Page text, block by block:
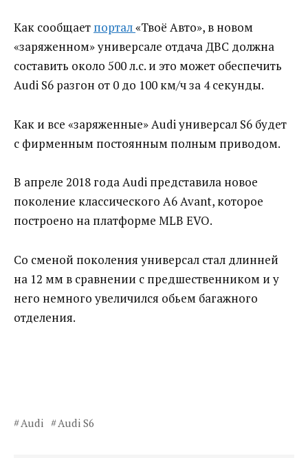
Как сообщает портал«Твоё Авто», в новом
«заряженном» универсале отдача ДВС должна
составить около 500 л.с. и это может обеспечить
Audi S6 разгон от 0 до 100 км/ч за 4 секунды.
Как и все «заряженные» Audi универсал S6 будет
с фирменным постоянным полным приводом.
В апреле 2018 года Audi представила новое
поколение классического A6 Avant, которое
построено на платформе MLB EVO.
Со сменой поколения универсал стал длинней
на 12 мм в сравнении с предшественником и у
него немного увеличился обьем багажного
отделения.
Audi Audi S6